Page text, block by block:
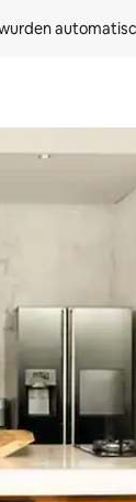
unten oder